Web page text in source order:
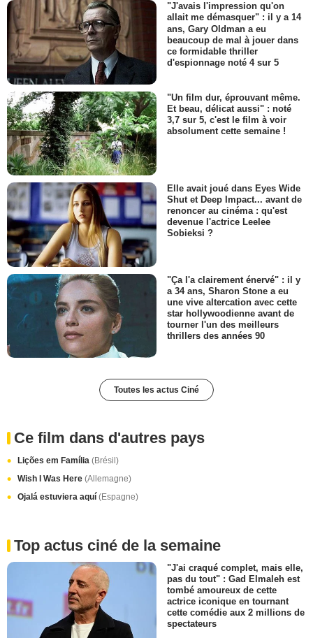
"J'avais l'impression qu'on
allait me démasquer" : il y a 14
ans, Gary Oldman a eu
beaucoup de mal à jouer dans
ce formidable thriller
d'espionnage noté 4 sur 5
"Un film dur, éprouvant même.
Et beau, délicat aussi" : noté
3,7 sur 5, c'est le film à voir
absolument cette semaine !
Elle avait joué dans Eyes Wide
Shut et Deep Impact... avant de
renoncer au cinéma : qu'est
devenue l'actrice Leelee
Sobieksi ?
"Ça l'a clairement énervé" : il y
a 34 ans, Sharon Stone a eu
une vive altercation avec cette
star hollywoodienne avant de
tourner l'un des meilleurs
thrillers des années 90
Toutes les actus Ciné
Ce film dans d'autres pays
Lições em Família (Brésil)
Wish I Was Here (Allemagne)
Ojalá estuviera aquí (Espagne)
Top actus ciné de la semaine
"J'ai craqué complet, mais elle,
pas du tout" : Gad Elmaleh est
tombé amoureux de cette
actrice iconique en tournant
cette comédie aux 2 millions de
spectateurs